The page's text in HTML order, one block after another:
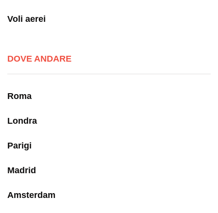
Voli aerei
DOVE ANDARE
Roma
Londra
Parigi
Madrid
Amsterdam